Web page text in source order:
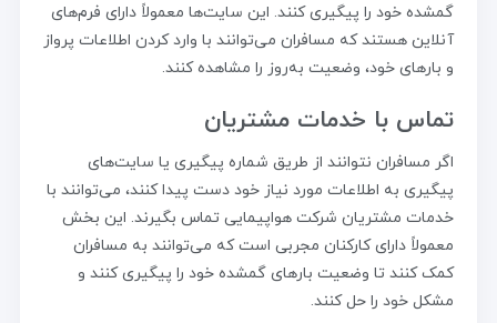
گمشده خود را پیگیری کنند. این سایت‌ها معمولاً دارای فرم‌های
آنلاین هستند که مسافران می‌توانند با وارد کردن اطلاعات پرواز
و بارهای خود، وضعیت به‌روز را مشاهده کنند.
تماس با خدمات مشتریان
اگر مسافران نتوانند از طریق شماره پیگیری یا سایت‌های
پیگیری به اطلاعات مورد نیاز خود دست پیدا کنند، می‌توانند با
خدمات مشتریان شرکت هواپیمایی تماس بگیرند. این بخش
معمولاً دارای کارکنان مجربی است که می‌توانند به مسافران
کمک کنند تا وضعیت بارهای گمشده خود را پیگیری کنند و
مشکل خود را حل کنند.